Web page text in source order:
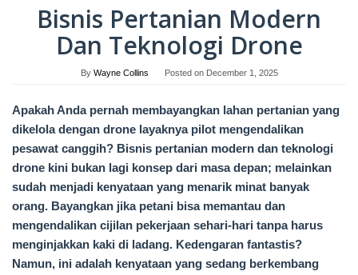
Bisnis Pertanian Modern
Dan Teknologi Drone
By Wayne Collins Posted on December 1, 2025
Apakah Anda pernah membayangkan lahan pertanian yang
dikelola dengan drone layaknya pilot mengendalikan
pesawat canggih? Bisnis pertanian modern dan teknologi
drone kini bukan lagi konsep dari masa depan; melainkan
sudah menjadi kenyataan yang menarik minat banyak
orang. Bayangkan jika petani bisa memantau dan
mengendalikan cijilan pekerjaan sehari-hari tanpa harus
menginjakkan kaki di ladang. Kedengaran fantastis?
Namun, ini adalah kenyataan yang sedang berkembang